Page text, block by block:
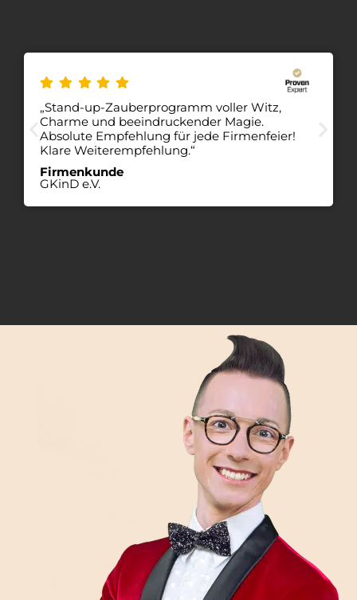
„Stand-up-Zauberprogramm voller Witz,
Charme und beeindruckender Magie.
Absolute Empfehlung für jede Firmenfeier!
Klare Weiterempfehlung.“
Firmenkunde
GKinD e.V.